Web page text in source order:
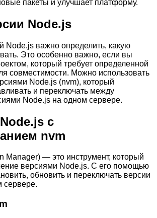
пакеты и улучшает платформу.
Node.js
Node.js важно определить, какую
Это особенно важно, если вы
который требует определенной
совместимости. Можно использовать
Node.js (nvm), который
и переключать между
Node.js на одном сервере.
с
nvm
Manager) — это инструмент, который
версиями Node.js. С его помощью
обновить и переключать версии
сервере.